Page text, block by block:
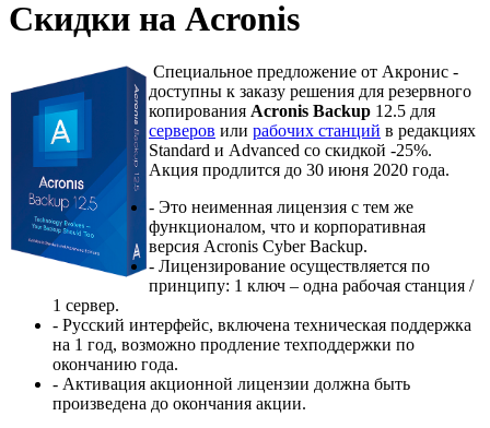
Скидки на Acronis
Специальное предложение от Акронис -
доступны к заказу решения для резервного
копирования Acronis Backup 12.5 для
серверов или рабочих станций в редакциях
Standard и Advanced со скидкой -25%.
Акция продлится до 30 июня 2020 года.
- Это неименная лицензия с тем же
функционалом, что и корпоративная
версия Acronis Cyber Backup.
- Лицензирование осуществляется по
принципу: 1 ключ – одна рабочая станция /
1 сервер.
- Русский интерфейс, включена техническая поддержка
на 1 год, возможно продление техподдержки по
окончанию года.
- Активация акционной лицензии должна быть
произведена до окончания акции.